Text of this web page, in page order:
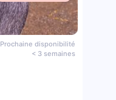
Prochaine disponibilité
< 3 semaines